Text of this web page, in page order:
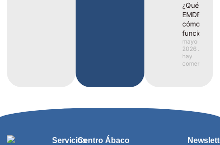
¿Qué es el
EMDR y
cómo
funciona?
mayo 25,
2026
hay
comentarios
ServiciosCentro Ábaco